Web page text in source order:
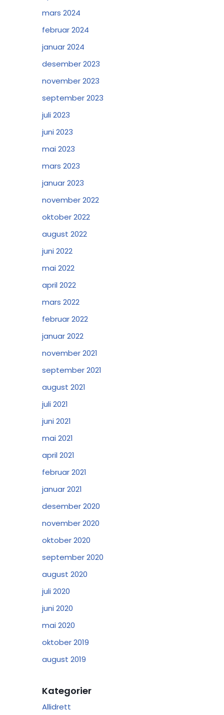
mars 2024
februar 2024
januar 2024
desember 2023
november 2023
september 2023
juli 2023
juni 2023
mai 2023
mars 2023
januar 2023
november 2022
oktober 2022
august 2022
juni 2022
mai 2022
april 2022
mars 2022
februar 2022
januar 2022
november 2021
september 2021
august 2021
juli 2021
juni 2021
mai 2021
april 2021
februar 2021
januar 2021
desember 2020
november 2020
oktober 2020
september 2020
august 2020
juli 2020
juni 2020
mai 2020
oktober 2019
august 2019
Kategorier
Allidrett